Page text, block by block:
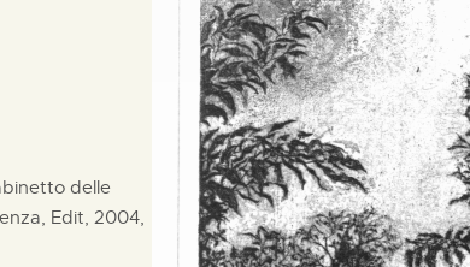
delle
Edit, 2004,